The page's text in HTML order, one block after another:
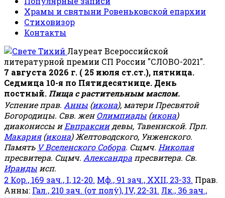
Храмы и святыни Ровеньковской епархии
Стиховизор
Контакты
Лауреат Всероссийской
литературной премии СП России "СЛОВО-2021".
7 августа 2026 г. ( 25 июля ст.ст.), пятница.
Седмица 10-я по Пятидесятнице. День
постный. Пища с растительным маслом.
Успение прав. Анны (икона), матери Пресвятой
Богородицы. Свв. женОлимпиады (икона)
диакониссы иЕвпраксиидевы, Тавеннской. Прп.
Макария(икона) Желтоводского, Унженского.
Память V Вселенского Собора. Сщмч. Николая
пресвитера. Сщмч. Александра пресвитера. Св.
Ираиды исп.
2 Кор., 169 зач., I, 12-20. Мф., 91 зач., XXII, 23-33. Прав.
Анны: Гал., 210 зач. (от полу́), IV, 22-31. Лк., 36 зач.,